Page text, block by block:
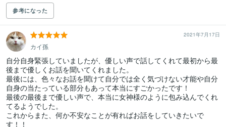
参考になった
2021年7月17日
カイ孫
自分自身緊張していましたが、優しい声で話してくれて最初から最
後まで優しくお話を聞いてくれました。
最後には、色々なお話を聞けて自分では全く気づけない才能や自分
自身の当たっている部分もあって本当にすごかったです！
最後の最後まで優しい声で、本当に女神様のように包み込んでくれ
てるようでした。
これからまた、何か不安なことが有ればお話をしていきたいで
す！！